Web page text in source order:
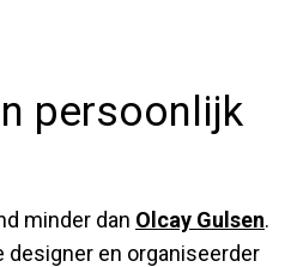
persoonlijk
minder dan Olcay Gulsen.
designer en organiseerder